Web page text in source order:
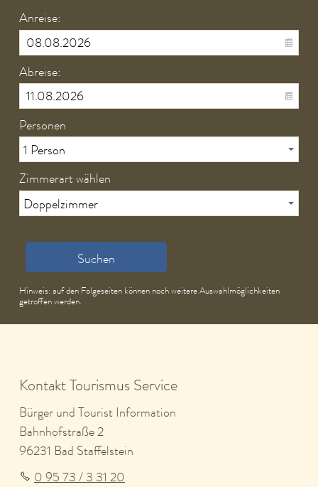
Anreise:
Abreise:
Personen
Zimmerart wählen
Suchen
Hinweis: auf den Folgeseiten können noch weitere Auswahlmöglichkeiten
getroffen werden.
Kontakt Tourismus Service
Bürger und Tourist Information
Bahnhofstraße 2
96231 Bad Staffelstein
0 95 73 / 3 31 20